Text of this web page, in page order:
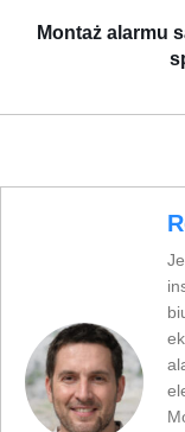
Montaż alarmu